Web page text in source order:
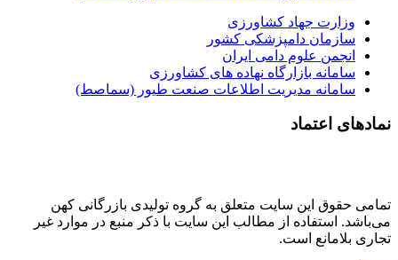
وزارت جهاد کشاورزی
سازمان دامپزشکی کشور
انجمن علوم دامی ایران
سامانه بازارگاه نهاده های کشاورزی
سامانه مدیریت اطلاعات صنعت طیور (سماصط)
نمادهای اعتماد
تمامی حقوق این سایت متعلق به گروه تولیدی بازرگانی کهن
می‌باشد. استفاده از مطالب این سایت با ذکر منبع در موارد غیر
تجاری بلامانع است.